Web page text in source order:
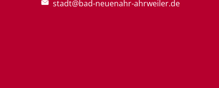
stadt@bad-neuenahr-ahrweiler.de